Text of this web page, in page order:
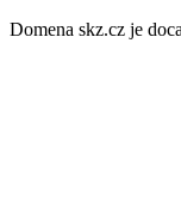
Domena skz.cz je